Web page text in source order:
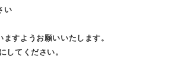
い
すようお願いいたします。
してください。